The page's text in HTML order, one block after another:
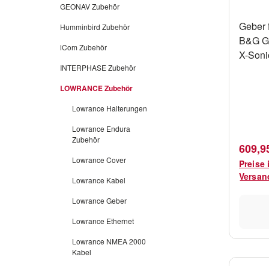
GEONAV Zubehör
Humminbird Zubehör
iCom Zubehör
INTERPHASE Zubehör
LOWRANCE Zubehör
Lowrance Halterungen
Lowrance Endura
Zubehör
Lowrance Cover
Lowrance Kabel
Lowrance Geber
Lowrance Ethernet
Lowrance NMEA 2000
Kabel
Geber
B&G
X-Sonic
Sonic
Preise